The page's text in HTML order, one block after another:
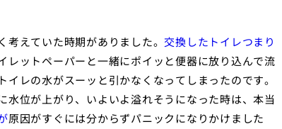
えていた時期がありました。 交換したトイレつまり
レットペーパーと一緒にポイッと便器に放り込んで流
レの水がスーッと引かなくなってしまったのです。
位が上がり、いよいよ溢れそうになった時は、本当
原因がすぐには分からずパニックになりかけました